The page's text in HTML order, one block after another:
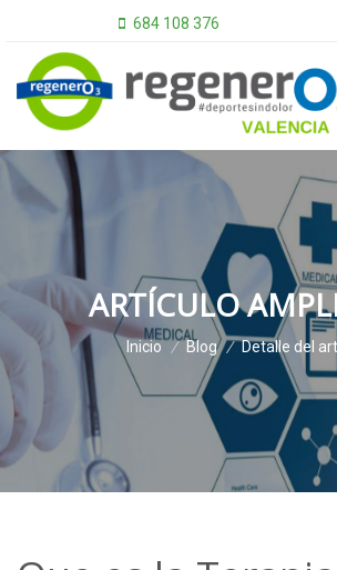
684 108 376
ARTÍCULO
Inicio / Blog / Detalle del